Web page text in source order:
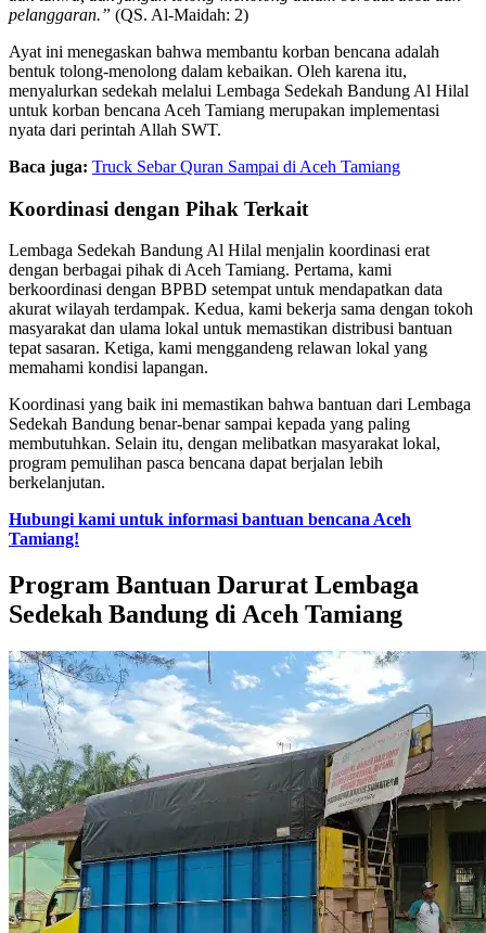
pelanggaran.” (QS. Al-Maidah: 2)
Ayat ini menegaskan bahwa membantu korban bencana adalah
bentuk tolong-menolong dalam kebaikan. Oleh karena itu,
menyalurkan sedekah melalui Lembaga Sedekah Bandung Al Hilal
untuk korban bencana Aceh Tamiang merupakan implementasi
nyata dari perintah Allah SWT.
Baca juga: Truck Sebar Quran Sampai di Aceh Tamiang
Koordinasi dengan Pihak Terkait
Lembaga Sedekah Bandung Al Hilal menjalin koordinasi erat
dengan berbagai pihak di Aceh Tamiang. Pertama, kami
berkoordinasi dengan BPBD setempat untuk mendapatkan data
akurat wilayah terdampak. Kedua, kami bekerja sama dengan tokoh
masyarakat dan ulama lokal untuk memastikan distribusi bantuan
tepat sasaran. Ketiga, kami menggandeng relawan lokal yang
memahami kondisi lapangan.
Koordinasi yang baik ini memastikan bahwa bantuan dari Lembaga
Sedekah Bandung benar-benar sampai kepada yang paling
membutuhkan. Selain itu, dengan melibatkan masyarakat lokal,
program pemulihan pasca bencana dapat berjalan lebih
berkelanjutan.
Hubungi kami untuk informasi bantuan bencana Aceh
Tamiang!
Program Bantuan Darurat Lembaga
Sedekah Bandung di Aceh Tamiang